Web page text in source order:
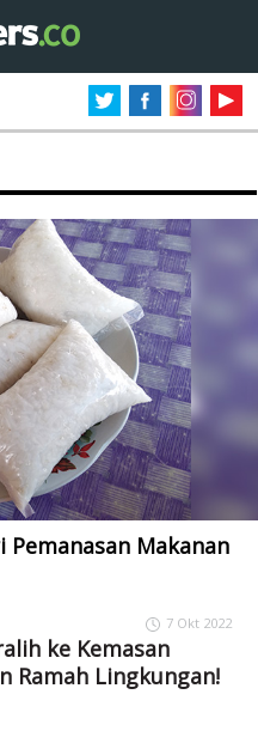
Makanan
7 Okt 2022
ke Kemasan
Ramah Lingkungan!